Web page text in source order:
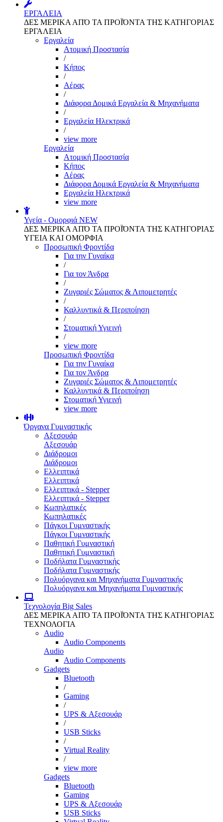
ΕΡΓΑΛΕΙΑ
ΔΕΣ ΜΕΡΙΚΑ ΑΠΌ ΤΑ ΠΡΟΪΌΝΤΑ ΤΗΣ ΚΑΤΗΓΟΡΙΑΣ
ΕΡΓΑΛΕΙΑ
Εργαλεία
Aτομική Προστασία
/
Kήπος
/
Αέρας
/
Διάφορα Δομικά Εργαλεία & Μηχανήματα
/
Εργαλεία Ηλεκτρικά
/
view more
Εργαλεία
Aτομική Προστασία
Kήπος
Αέρας
Διάφορα Δομικά Εργαλεία & Μηχανήματα
Εργαλεία Ηλεκτρικά
view more
Υγεία - Ομορφιά NEW
ΔΕΣ ΜΕΡΙΚΑ ΑΠΌ ΤΑ ΠΡΟΪΌΝΤΑ ΤΗΣ ΚΑΤΗΓΟΡΙΑΣ
ΥΓΕΙΑ ΚΑΙ ΟΜΟΡΦΙΑ
Προσωπική Φροντίδα
Για την Γυναίκα
/
Για τον Άνδρα
/
Ζυγαριές Σώματος & Λιπομετρητές
/
Καλλυντικά & Περιποίηση
/
Στοματική Υγιεινή
/
view more
Προσωπική Φροντίδα
Για την Γυναίκα
Για τον Άνδρα
Ζυγαριές Σώματος & Λιπομετρητές
Καλλυντικά & Περιποίηση
Στοματική Υγιεινή
view more
Όργανα Γυμναστικής
Αξεσουάρ
Αξεσουάρ
Διάδρομοι
Διάδρομοι
Ελλειπτικά
Ελλειπτικά
Ελλειπτικά - Stepper
Ελλειπτικά - Stepper
Κωπηλατικές
Κωπηλατικές
Πάγκοι Γυμναστικής
Πάγκοι Γυμναστικής
Παθητική Γυμναστική
Παθητική Γυμναστική
Ποδήλατα Γυμναστικής
Ποδήλατα Γυμναστικής
Πολυόργανα και Μηχανήματα Γυμναστικής
Πολυόργανα και Μηχανήματα Γυμναστικής
Τεχνολογία Big Sales
ΔΕΣ ΜΕΡΙΚΑ ΑΠΌ ΤΑ ΠΡΟΪΌΝΤΑ ΤΗΣ ΚΑΤΗΓΟΡΙΑΣ
ΤΕΧΝΟΛΟΓΙΑ
Audio
Audio Components
Audio
Audio Components
Gadgets
Bluetooth
/
Gaming
/
UPS & Αξεσουάρ
/
USB Sticks
/
Virtual Reality
/
view more
Gadgets
Bluetooth
Gaming
UPS & Αξεσουάρ
USB Sticks